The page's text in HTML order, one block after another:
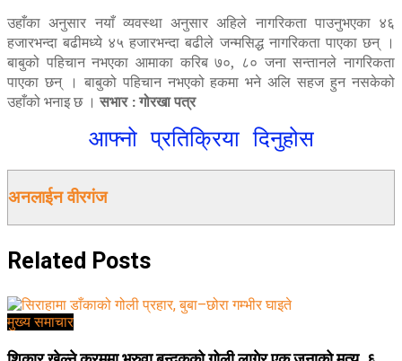
उहाँका अनुसार नयाँ व्यवस्था अनुसार अहिले नागरिकता पाउनुभएका ४६
हजारभन्दा बढीमध्ये ४५ हजारभन्दा बढीले जन्मसिद्ध नागरिकता पाएका छन् ।
बाबुको पहिचान नभएका आमाका करिब ७०, ८० जना सन्तानले नागरिकता
पाएका छन् । बाबुको पहिचान नभएको हकमा भने अलि सहज हुन नसकेको
उहाँको भनाइ छ ।सभार : गोरखा पत्र
आफ्नो प्रतिक्रिया दिनुहोस
अनलाईन वीरगंज
Related Posts
मुख्य समाचार